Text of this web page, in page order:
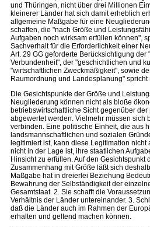
und Thüringen, nicht über drei Millionen
kleinerer Länder hat sich damit erheblich
allgemeine Maßgabe für eine
schaffen, die "nach Größe und
Aufgaben noch wirksam erfüllen können",
Sachverhalt für die Erforderlichkeit einer
Art. 29 GG geforderte Berücksichtigung der
Verbundenheit", der "geschichtlichen und
"wirtschaftlichen Zweckmäßigkeit", sowie
Raumordnung und Landesplanung" spricht
Die Gesichtspunkte der Größe und
Neugliederung können nicht als bloße
betriebswirtschaftliche Sicht gegenüber
abgewertet werden. Vielmehr müssen sich
verbinden. Eine politische Einheit, die aus
landsmannschaftlichen und sozialen
legitimiert ist, kann diese Legitimation
nicht in der Lage ist, ihre staatlichen
Hinsicht zu erfüllen. Auf den Gesichtspunkt
Zusammenhang mit Größe läßt sich
Maßgabe hat in dreierlei Beziehung
Bewahrung der Selbständigkeit der
Gesamtstaat. 2. Sie schafft die
Verhältnis der Länder untereinander. 3.
daß die Länder auch im Rahmen der
erhalten und geltend machen können.